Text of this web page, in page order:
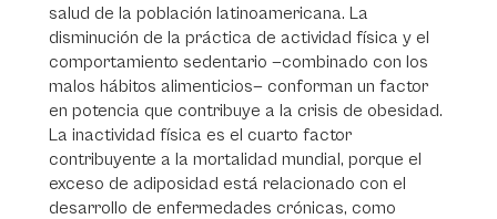
salud de la población latinoamericana. La
disminución de la práctica de actividad física y el
comportamiento sedentario —combinado con los
malos hábitos alimenticios— conforman un factor
en potencia que contribuye a la crisis de obesidad.
La inactividad física es el cuarto factor
contribuyente a la mortalidad mundial, porque el
exceso de adiposidad está relacionado con el
desarrollo de enfermedades crónicas, como